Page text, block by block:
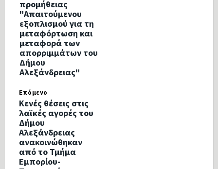
προμήθειας
"Απαιτούμενου
εξοπλισμού για τη
μεταφόρτωση και
μεταφορά των
απορριμμάτων του
Δήμου
Αλεξάνδρειας"
Επόμενο
Κενές θέσεις στις
λαϊκές αγορές του
Δήμου
Αλεξάνδρειας
ανακοινώθηκαν
από το Τμήμα
Εμπορίου-